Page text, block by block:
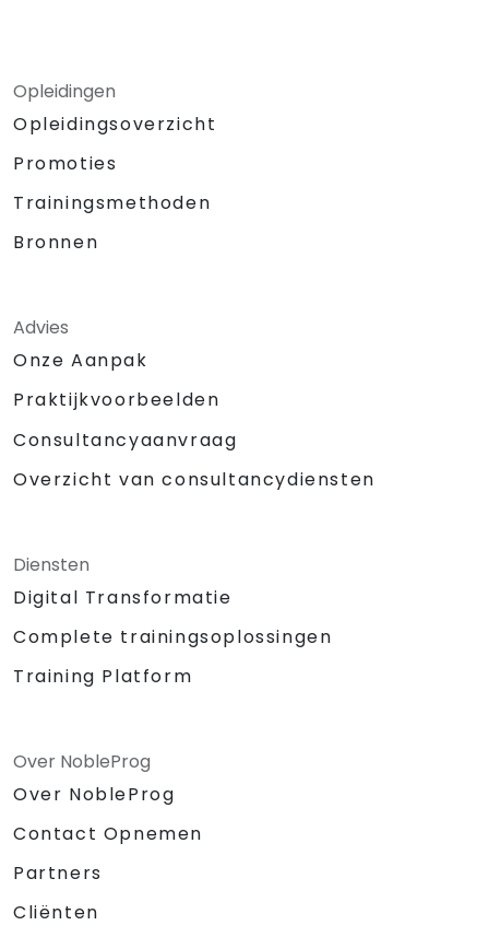
Opleidingen
Opleidingsoverzicht
Promoties
Trainingsmethoden
Bronnen
Advies
Onze Aanpak
Praktijkvoorbeelden
Consultancyaanvraag
Overzicht van consultancydiensten
Diensten
Digital Transformatie
Complete trainingsoplossingen
Training Platform
Over NobleProg
Over NobleProg
Contact Opnemen
Partners
Cliënten